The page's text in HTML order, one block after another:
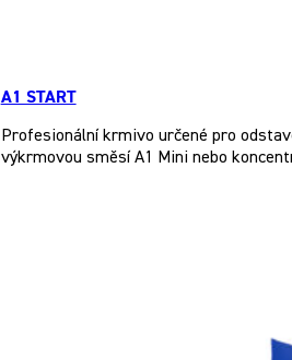
A1 START
Profesionální krmivo určené pro
výkrmovou směsí A1 Mini nebo